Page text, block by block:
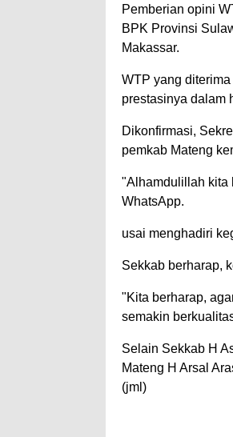
Pemberian opini
BPK Provinsi
Makassar.
WTP yang
prestasinya dalam
Dikonfirmasi,
pemkab Mateng
"Alhamdulillah kita
WhatsApp.
usai menghadiri
Sekkab berharap,
"Kita berharap,
semakin
Selain Sekkab H
Mateng H Arsal
(jml)